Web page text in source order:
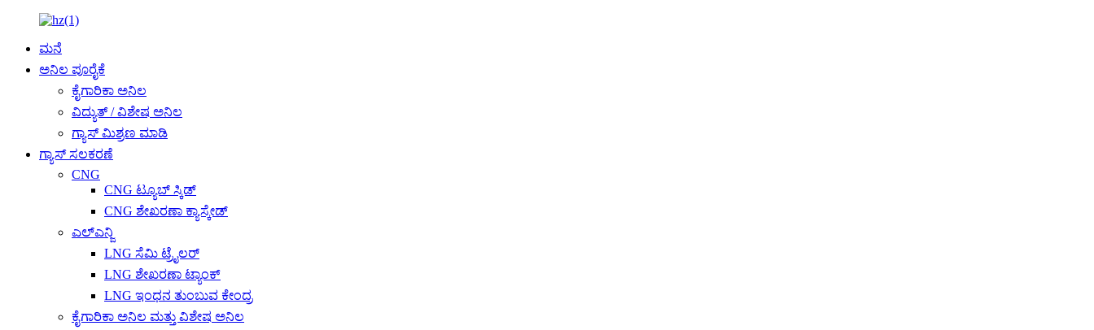
ಮನೆ
ಅನಿಲ ಪೂರೈಕೆ
ಕೈಗಾರಿಕಾ ಅನಿಲ
ವಿದ್ಯುತ್ / ವಿಶೇಷ ಅನಿಲ
ಗ್ಯಾಸ್ ಮಿಶ್ರಣ ಮಾಡಿ
ಗ್ಯಾಸ್ ಸಲಕರಣೆ
CNG
CNG ಟ್ಯೂಬ್ ಸ್ಕಿಡ್
CNG ಶೇಖರಣಾ ಕ್ಯಾಸ್ಕೇಡ್
ಎಲ್ಎನ್ಜಿ
LNG ಸೆಮಿ ಟ್ರೈಲರ್
LNG ಶೇಖರಣಾ ಟ್ಯಾಂಕ್
LNG ಇಂಧನ ತುಂಬುವ ಕೇಂದ್ರ
ಕೈಗಾರಿಕಾ ಅನಿಲ ಮತ್ತು ವಿಶೇಷ ಅನಿಲ